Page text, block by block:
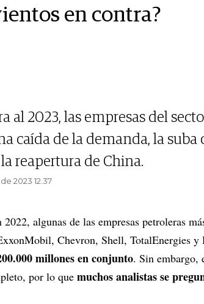
en contra?
al 2023, las empresas del
caída de la demanda, la
reapertura de China.
2023 12.37
2022, algunas de las empresas petroleras
Chevron, Shell, TotalEnergies y
millones en conjunto. Sin embargo,
por lo que muchos analistas se